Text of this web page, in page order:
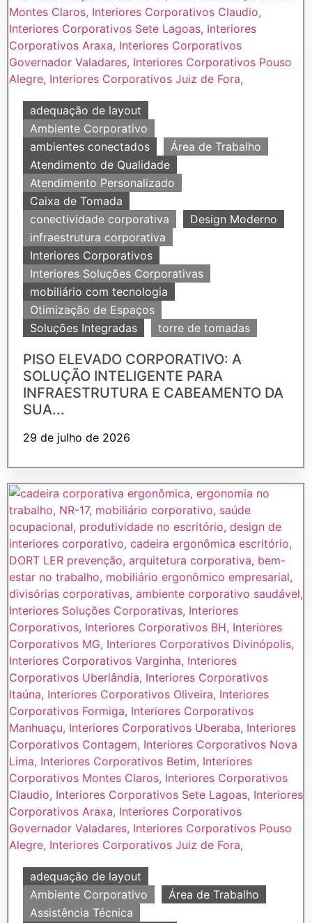
adequação de layout
Ambiente Corporativo
ambientes conectados
Área de Trabalho
Atendimento de Qualidade
Atendimento Personalizado
Caixa de Tomada
conectividade corporativa
Design Moderno
infraestrutura corporativa
Interiores Corporativos
Interiores Soluções Corporativas
mobiliário com tecnologia
Otimização de Espaços
Soluções Integradas
torre de tomadas
PISO ELEVADO CORPORATIVO: A
SOLUÇÃO INTELIGENTE PARA
INFRAESTRUTURA E CABEAMENTO DA
SUA...
29 de julho de 2026
adequação de layout
Ambiente Corporativo
Área de Trabalho
Assistência Técnica